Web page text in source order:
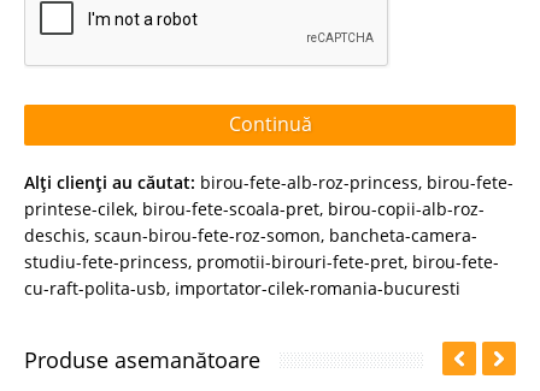
Continuă
Alţi clienţi au căutat: birou-fete-alb-roz-princess, birou-fete-
printese-cilek, birou-fete-scoala-pret, birou-copii-alb-roz-
deschis, scaun-birou-fete-roz-somon, bancheta-camera-
studiu-fete-princess, promotii-birouri-fete-pret, birou-fete-
cu-raft-polita-usb, importator-cilek-romania-bucuresti
Produse asemanătoare